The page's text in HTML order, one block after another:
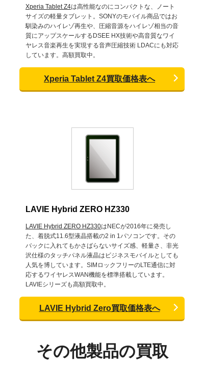
Xperia Tablet Z4は高性能なのにコンパクトな、ノート
サイズの軽量タブレット。SONYのモバイル商品ではお
馴染みのハイレゾ再生や、圧縮音源をハイレゾ相当の音
質にアップスケールするDSEE HX技術や高音質なワイ
ヤレス音楽再生を実現する音声圧縮技術 LDACにも対応
しています。高額買取中。
Xperia Tablet Z4買取価格表へ
LAVIE Hybrid ZERO HZ330
LAVIE Hybrid ZERO HZ330はNECが2016年に発売し
た、着脱式11.6型液晶搭載の2 in 1パソコンです。その
バックに入れてもかさばらないサイズ感、軽量さ、非光
沢仕様のタッチパネル液晶はビジネスモバイルとしても
人気を博しています。SIMロックフリーのLTE通信に対
応するワイヤレスWAN機能を標準搭載しています。
LAVIEシリーズも高額買取中。
LAVIE Hybrid Zero買取価格表へ
その他製品の買取